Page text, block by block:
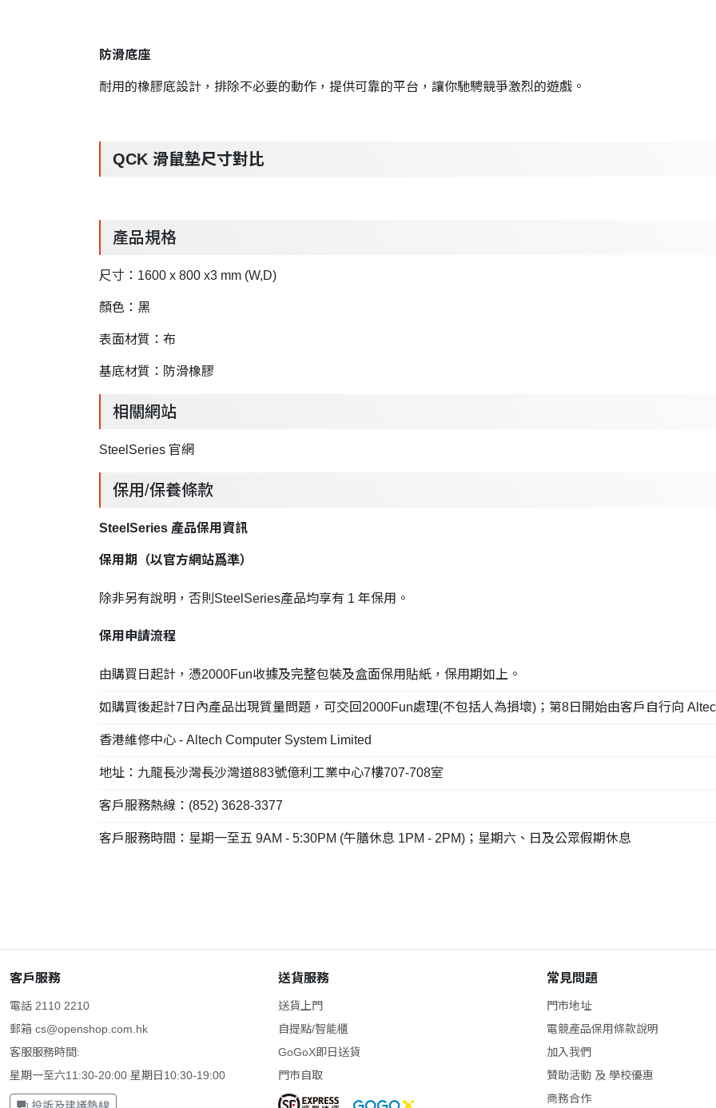
防滑底座
耐用的橡膠底設計，排除不必要的動作，提供可靠的平台，讓你馳騁競爭激烈的遊戲。
QCK 滑鼠墊尺寸對比
產品規格
尺寸：1600 x 800 x3 mm (W,D)
顏色：黑
表面材質：布
基底材質：防滑橡膠
相關網站
SteelSeries 官網
保用/保養條款
SteelSeries 產品保用資訊
保用期（以官方網站爲準）
除非另有說明，否則SteelSeries產品均享有 1 年保用。
保用申請流程
由購買日起計，憑2000Fun收據及完整包裝及盒面保用貼紙，保用期如上。
如購買後起計7日內產品出現質量問題，可交回2000Fun處理(不包括人為損壞)；第8日開始由客戶自行向
香港維修中心 - Altech Computer System Limited
地址：九龍長沙灣長沙灣道883號億利工業中心7樓707-708室
客戶服務熱線：(852) 3628-3377
客戶服務時間：星期一至五 9AM - 5:30PM (午膳休息 1PM - 2PM)；星期六、日及公眾假期休息
客戶服務
電話 2110 2210
郵箱 cs@openshop.com.hk
客服服務時間:
星期一至六11:30-20:00 星期日10:30-19:00
送貨服務
送貨上門
自提點/智能櫃
GoGoX即日送貨
門市自取
常見問題
門市地址
電競產品保用條款說明
加入我們
贊助活動 及 學校優惠
商務合作